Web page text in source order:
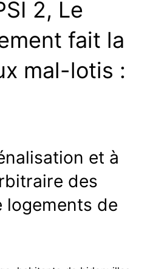
2, Le
fait la
mal-lotis :
et à
des
logements de